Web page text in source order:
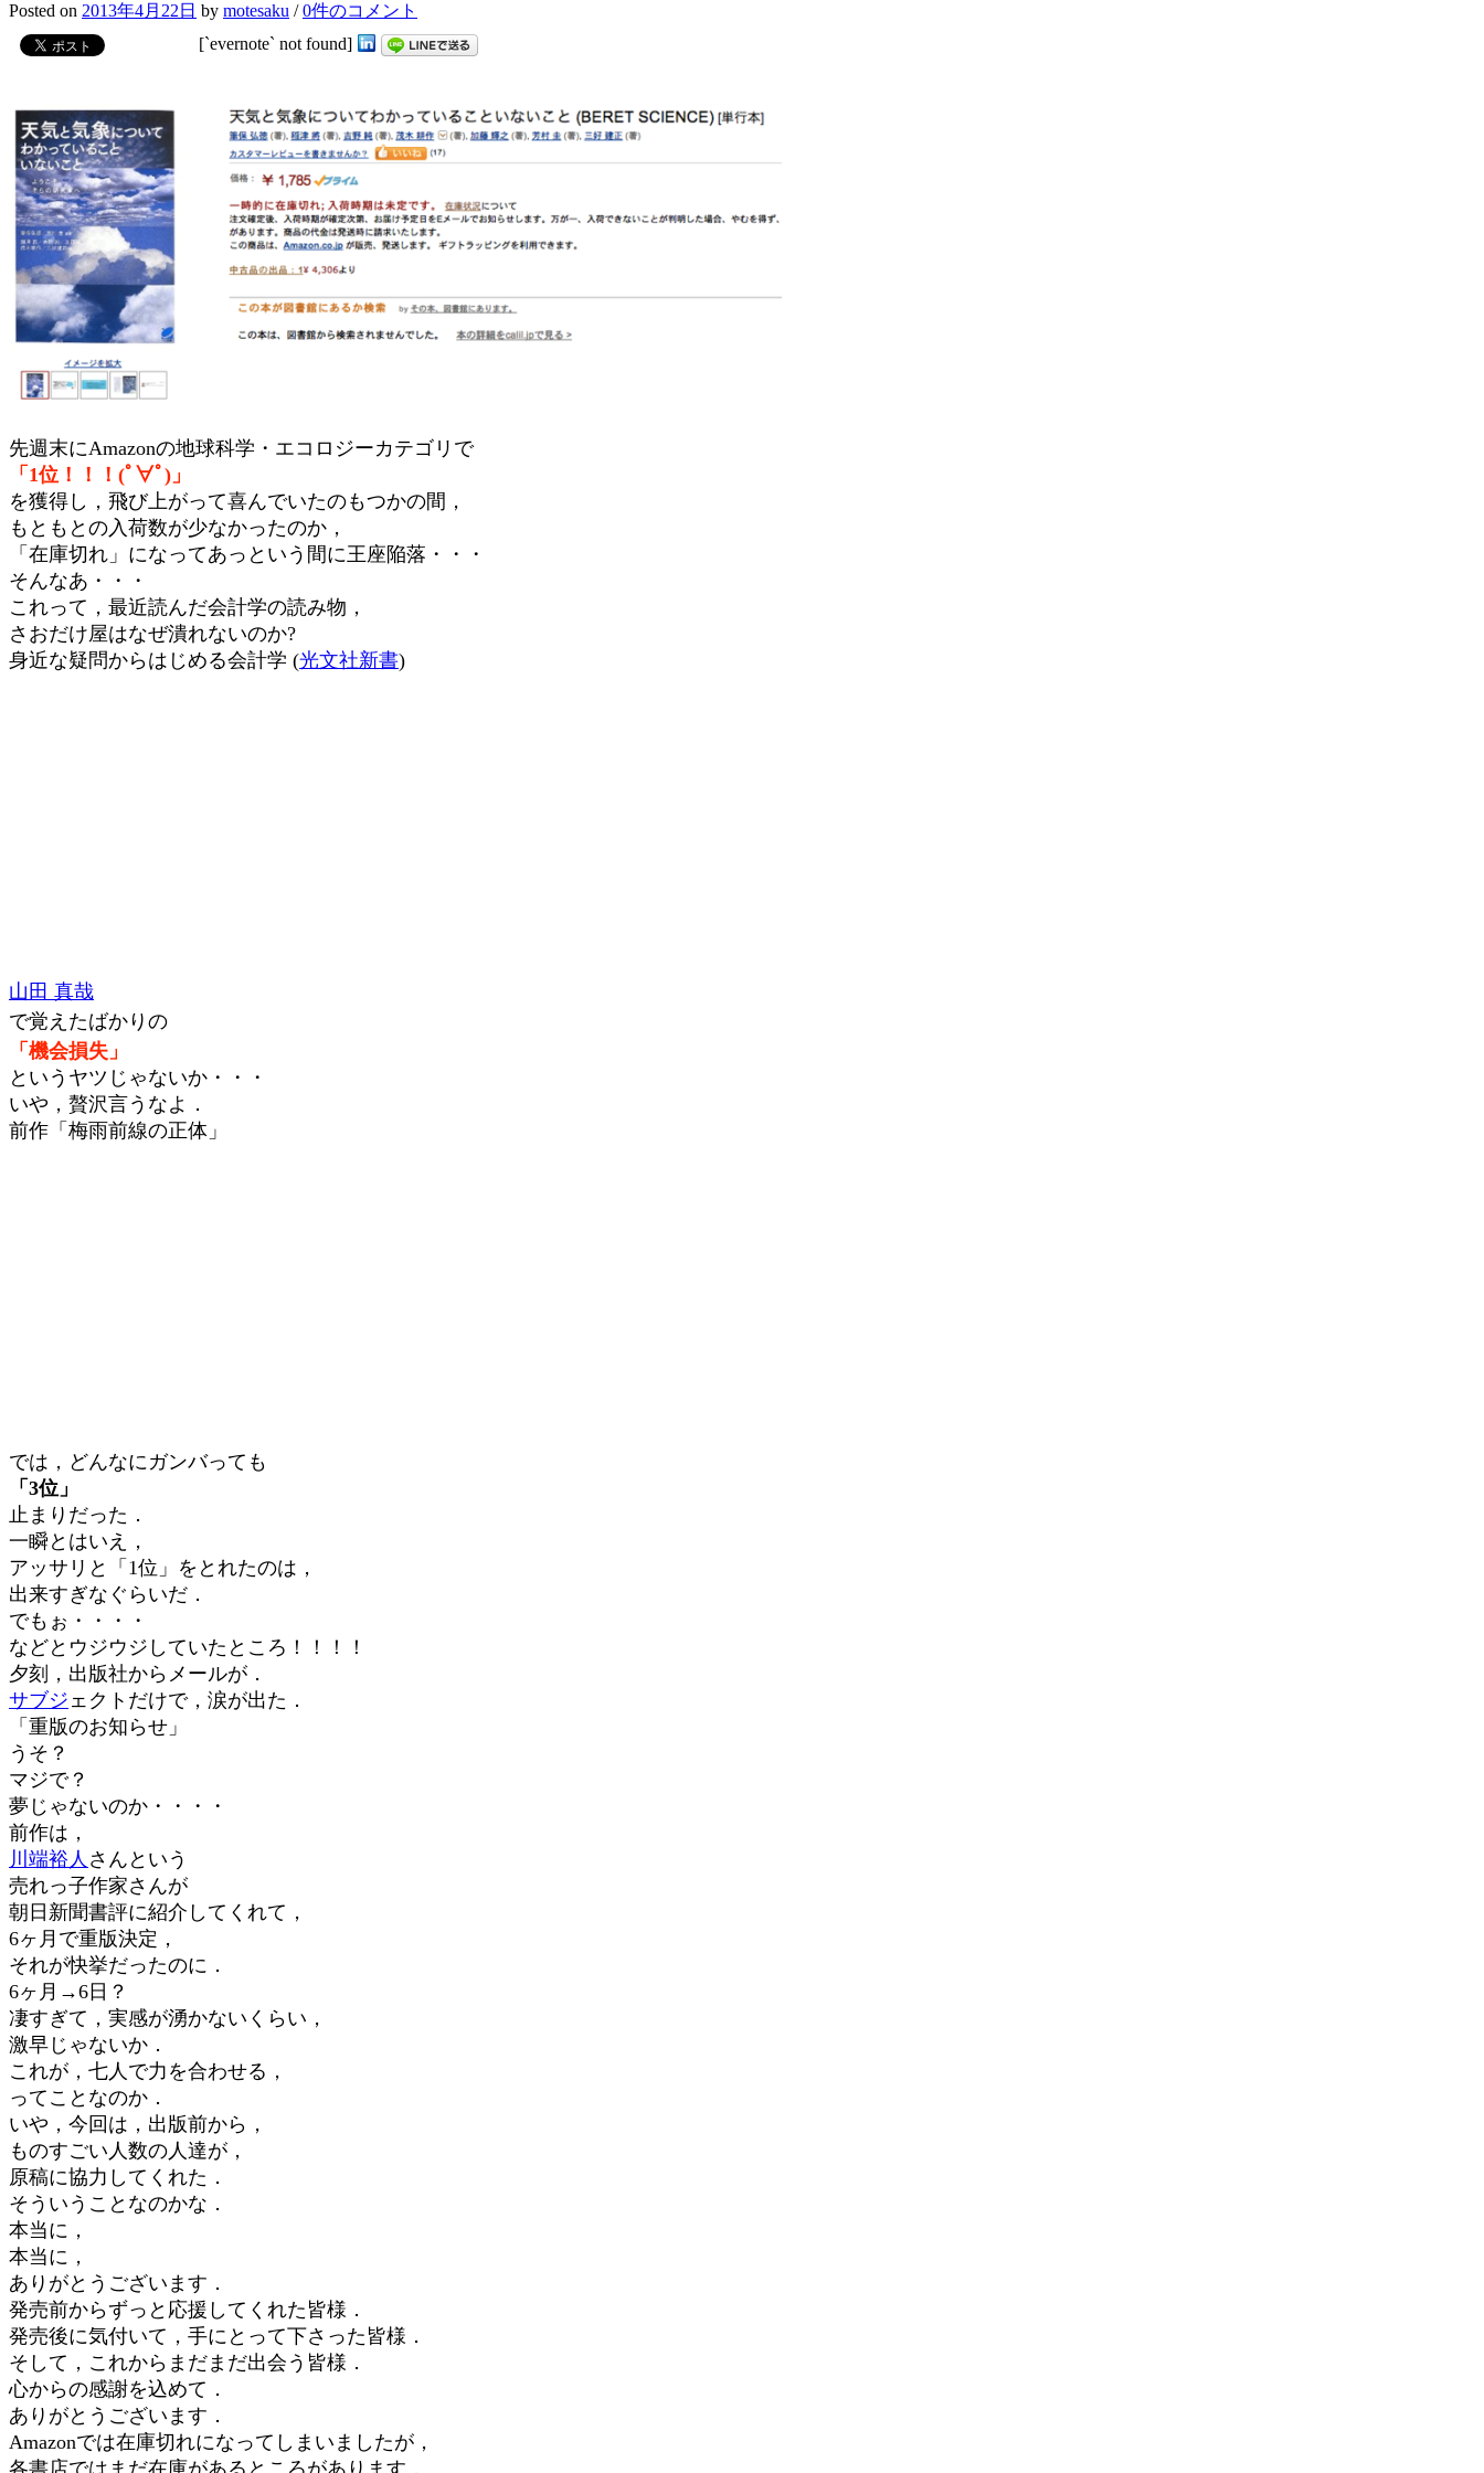
Posted on 2013年4月22日 by motesaku /0件のコメント
[`evernote` not found]
先週末にAmazonの地球科学・エコロジーカテゴリで
「1位！！！(ﾟ∀ﾟ)」
を獲得し，飛び上がって喜んでいたのもつかの間，
もともとの入荷数が少なかったのか，
「在庫切れ」になってあっという間に王座陥落・・・
そんなあ・・・
これって，最近読んだ会計学の読み物，
さおだけ屋はなぜ潰れないのか?
身近な疑問からはじめる会計学 (光文社新書)
山田 真哉
で覚えたばかりの
「機会損失」
というヤツじゃないか・・・
いや，贅沢言うなよ．
前作「梅雨前線の正体」
では，どんなにガンバっても
「3位」
止まりだった．
一瞬とはいえ，
アッサリと「1位」をとれたのは，
出来すぎなぐらいだ．
でもぉ・・・・
などとウジウジしていたところ！！！！
夕刻，出版社からメールが．
サブジ ェクトだけで，涙が出た．
「重版のお知らせ」
うそ？
マジで？
夢じゃないのか・・・・
前作は，
川端裕人 さんという
売れっ子作家さんが
朝日新聞書評に紹介してくれて，
6ヶ月で重版決定，
それが快挙だったのに．
6ヶ月→6日？
凄すぎて，実感が湧かないくらい，
激早じゃないか．
これが，七人で力を合わせる，
ってことなのか．
いや，今回は，出版前から，
ものすごい人数の人達が，
原稿に協力してくれた．
そういうことなのかな．
本当に，
本当に，
ありがとうございます．
発売前からずっと応援してくれた皆様．
発売後に気付いて，手にとって下さった皆様．
そして，これからまだまだ出会う皆様．
心からの感謝を込めて．
ありがとうございます．
Amazonでは在庫切れになってしまいましたが，
各書店ではまだ在庫があるところがあります．